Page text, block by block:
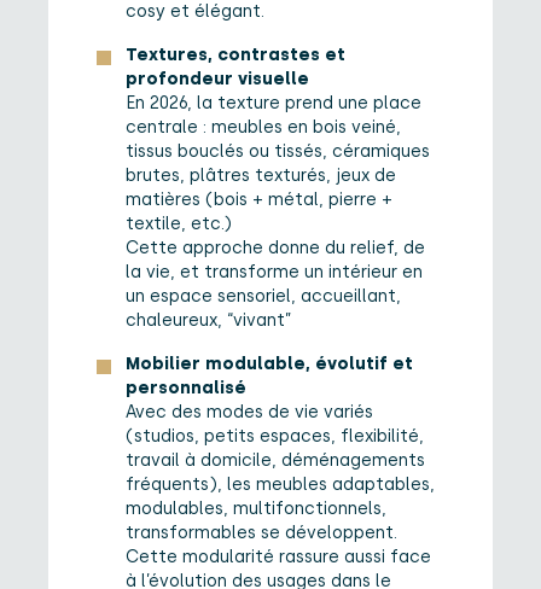
cosy et élégant.
Textures, contrastes et
profondeur visuelle
En 2026, la texture prend une place
centrale : meubles en bois veiné,
tissus bouclés ou tissés, céramiques
brutes, plâtres texturés, jeux de
matières (bois + métal, pierre +
textile, etc.)
Cette approche donne du relief, de
la vie, et transforme un intérieur en
un espace sensoriel, accueillant,
chaleureux, “vivant”
Mobilier modulable, évolutif et
personnalisé
Avec des modes de vie variés
(studios, petits espaces, flexibilité,
travail à domicile, déménagements
fréquents), les meubles adaptables,
modulables, multifonctionnels,
transformables se développent.
Cette modularité rassure aussi face
à l’évolution des usages dans le